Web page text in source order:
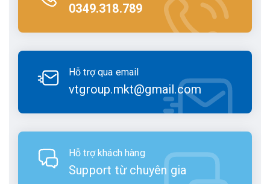
0349.318.789
Hỗ trợ qua email
vtgroup.mkt@gmail.com
Hỗ trợ khách hàng
Support từ chuyên gia